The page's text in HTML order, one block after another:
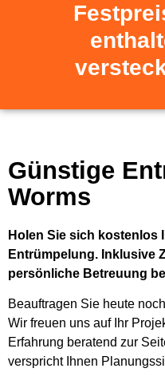
Günstige
Worms
Holen Sie sich kostenlos
Entrümpelung. Inklusive
persönliche Betreuung
Beauftragen Sie heute
Wir freuen uns auf Ihr
Erfahrung beratend zur
verspricht Ihnen